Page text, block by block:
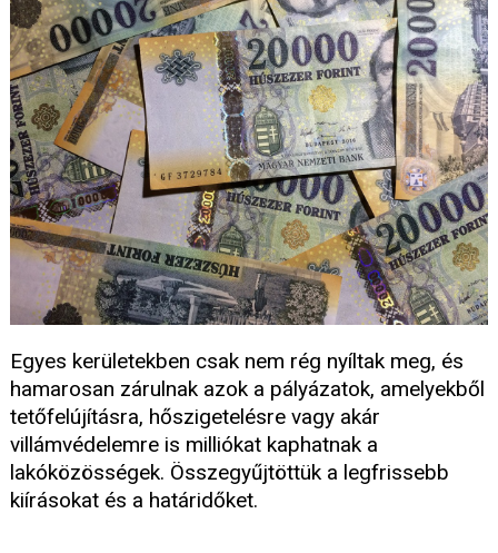
Egyes kerületekben csak nem rég nyíltak meg, és
hamarosan zárulnak azok a pályázatok, amelyekből
tetőfelújításra, hőszigetelésre vagy akár
villámvédelemre is milliókat kaphatnak a
lakóközösségek. Összegyűjtöttük a legfrissebb
kiírásokat és a határidőket.